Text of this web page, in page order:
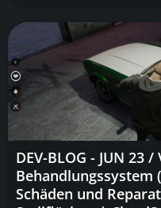
DEV-BLOG - JUN 23
Behandlungssystem
Schäden und